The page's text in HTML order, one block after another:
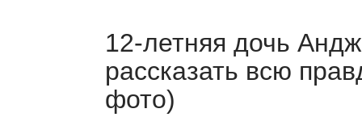
12-летняя дочь
рассказать всю
фото)